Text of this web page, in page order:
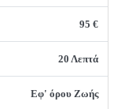
95 €
20 Λεπτά
Εφ' όρου Ζωής